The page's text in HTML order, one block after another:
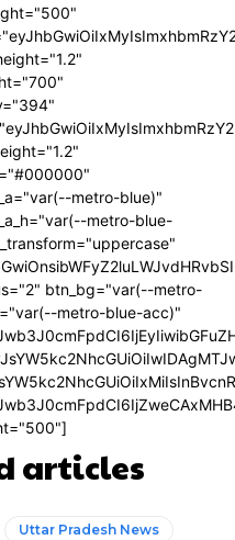
metro-blue)"
metro-blue-
btn_bg="var(--metro-
metro-blue-acc)"
articles
Uttar Pradesh News